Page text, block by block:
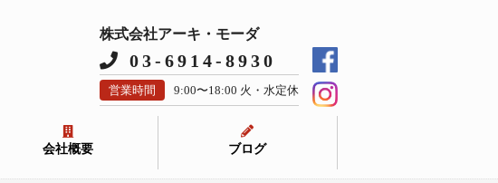
株式会社アーキ・モーダ
03-6914-8930
営業時間 9:00〜18:00 火・水定休
会社概要 ブログ